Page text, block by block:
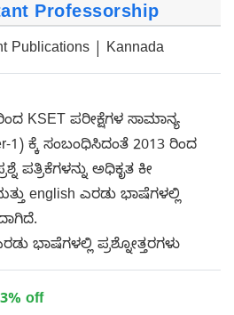
Professorship
Publications | Kannada
KSET ಪರೀಕ್ಷೆಗಳ ಸಾಮಾನ್ಯ
1) ಕ್ಕೆ ಸಂಬಂಧಿಸಿದಂತೆ 2013 ರಿಂದ
ಪತ್ರಿಕೆಗಳನ್ನು ಅಧಿಕೃತ ಕೀ
english ಎರಡು ಭಾಷೆಗಳಲ್ಲಿ
ಭಾಷೆಗಳಲ್ಲಿ ಪ್ರಶ್ನೋತ್ತರಗಳು
off